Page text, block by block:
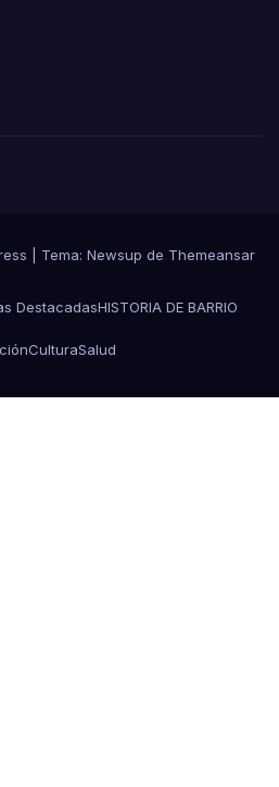
Tema: Newsup de Themeansar
DestacadasHISTORIA DE BARRIO
CulturaSalud